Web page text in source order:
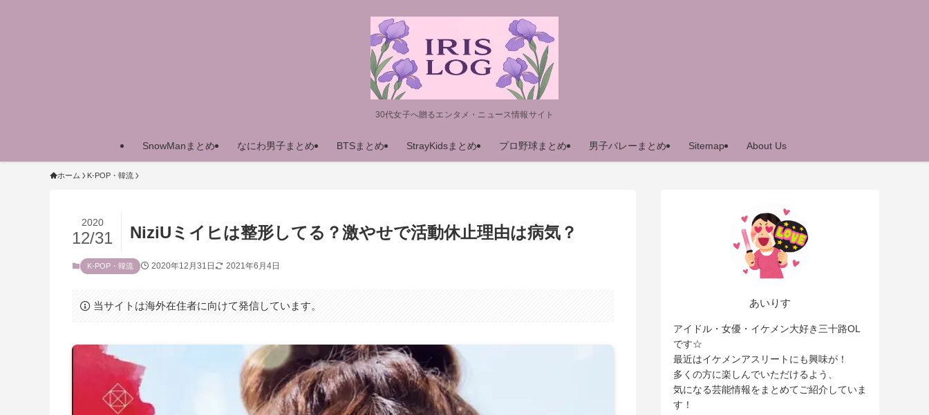
30代女子へ贈るエンタメ・ニュース情報サイト
SnowManまとめ なにわ男子まとめ BTSまとめ StrayKidsまとめ プロ野球まとめ 男子バレーまとめ Sitemap About Us
ホーム K-POP・韓流
NiziUミイヒは整形してる？激やせで活動休止理由は病気？
2020
12/31
K-POP・韓流 2020年12月31日 2021年6月4日
当サイトは海外在住者に向けて発信しています。 あいりす
アイドル・女優・イケメン大好き三十路OL
です☆
最近はイケメンアスリートにも興味が！
多くの方に楽しんでいただけるよう、
気になる芸能情報をまとめてご紹介していま
す！